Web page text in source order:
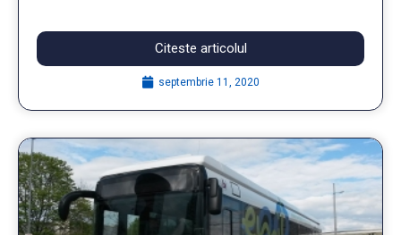
Citeste articolul
septembrie 11, 2020